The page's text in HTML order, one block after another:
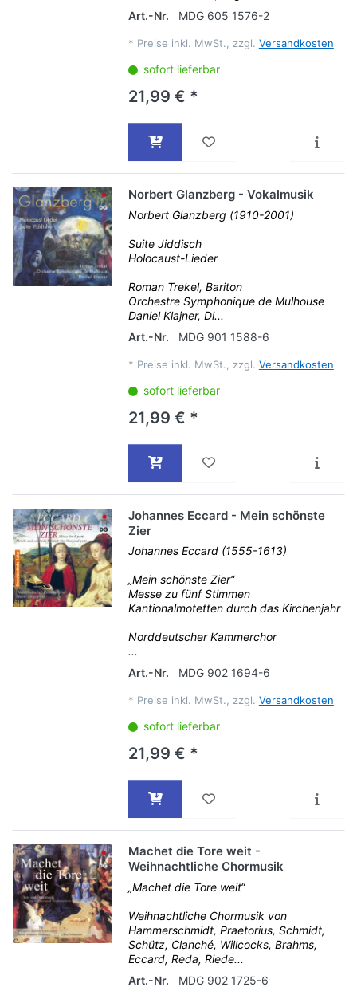
Art.-Nr.
MDG 605 1576-2
* Preise inkl. MwSt., zzgl. Versandkosten
sofort lieferbar
21,99 € *
Norbert Glanzberg - Vokalmusik
Norbert Glanzberg (1910-2001)
Suite Jiddisch
Holocaust-Lieder
Roman Trekel, Bariton
Orchestre Symphonique de Mulhouse
Daniel Klajner, Di...
Art.-Nr.
MDG 901 1588-6
* Preise inkl. MwSt., zzgl. Versandkosten
sofort lieferbar
21,99 € *
Johannes Eccard - Mein schönste
Zier
Johannes Eccard (1555-1613)
„Mein schönste Zier“
Messe zu fünf Stimmen
Kantionalmotetten durch das Kirchenjahr
Norddeutscher Kammerchor
...
Art.-Nr.
MDG 902 1694-6
* Preise inkl. MwSt., zzgl. Versandkosten
sofort lieferbar
21,99 € *
Machet die Tore weit -
Weihnachtliche Chormusik
„Machet die Tore weit“
Weihnachtliche Chormusik von
Hammerschmidt, Praetorius, Schmidt,
Schütz, Clanché, Willcocks, Brahms,
Eccard, Reda, Riede...
Art.-Nr.
MDG 902 1725-6